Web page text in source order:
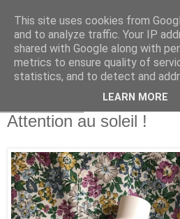
Attention au soleil !
This site uses cookies from
and to analyze traffic. Your IP
shared with Google along with
metrics to ensure quality of
statistics, and to detect and
LEARN MORE